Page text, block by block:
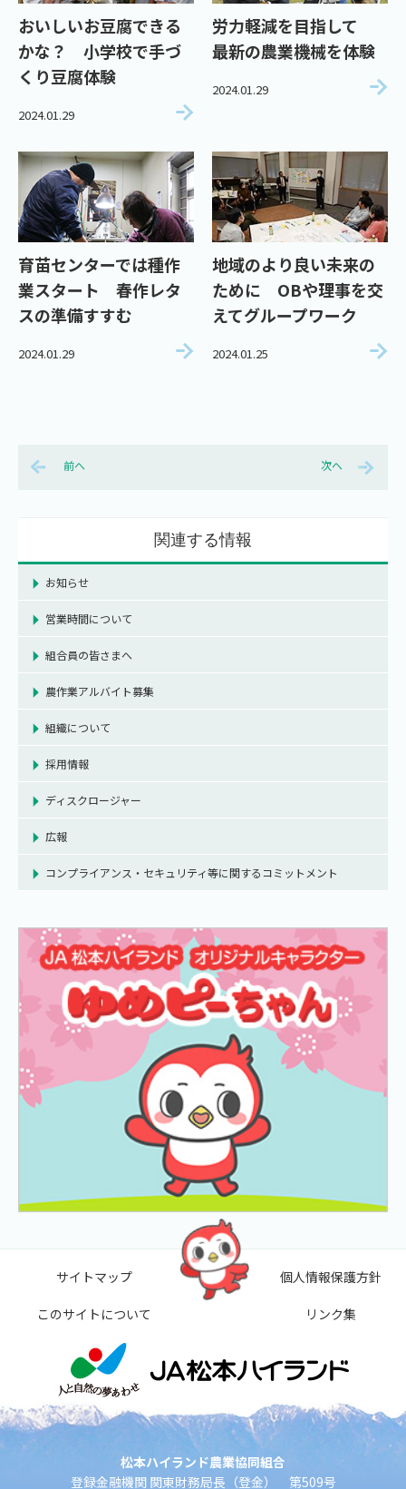
おいしいお豆腐できる
かな？ 小学校で手づ
くり豆腐体験
2024.01.29
労力軽減を目指して
最新の農業機械を体験
2024.01.29
育苗センターでは種作
業スタート 春作レタ
スの準備すすむ
2024.01.29
地域のより良い未来の
ために OBや理事を交
えてグループワーク
2024.01.25
前へ 次へ
関連する情報
お知らせ
営業時間について
組合員の皆さまへ
農作業アルバイト募集
組織について
採用情報
ディスクロージャー
広報
コンプライアンス・セキュリティ等に関するコミットメント
サイトマップ
このサイトについて
個人情報保護方針
リンク集
松本ハイランド農業協同組合
登録金融機関 関東財務局長（登金） 第509号